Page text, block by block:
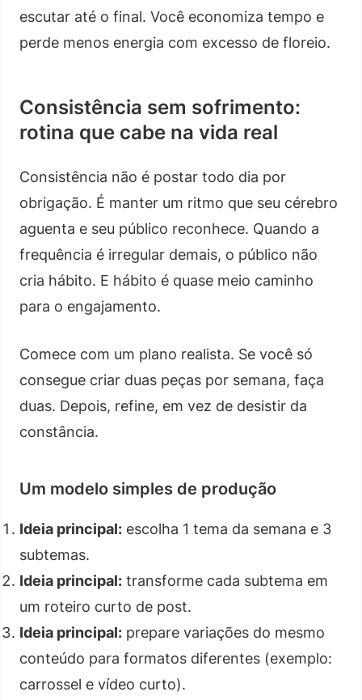
escutar até o final. Você economiza tempo e
perde menos energia com excesso de floreio.
Consistência sem sofrimento:
rotina que cabe na vida real
Consistência não é postar todo dia por
obrigação. É manter um ritmo que seu cérebro
aguenta e seu público reconhece. Quando a
frequência é irregular demais, o público não
cria hábito. E hábito é quase meio caminho
para o engajamento.
Comece com um plano realista. Se você só
consegue criar duas peças por semana, faça
duas. Depois, refine, em vez de desistir da
constância.
Um modelo simples de produção
Ideia principal: escolha 1 tema da semana e 3
subtemas.
Ideia principal: transforme cada subtema em
um roteiro curto de post.
Ideia principal: prepare variações do mesmo
conteúdo para formatos diferentes (exemplo:
carrossel e vídeo curto).